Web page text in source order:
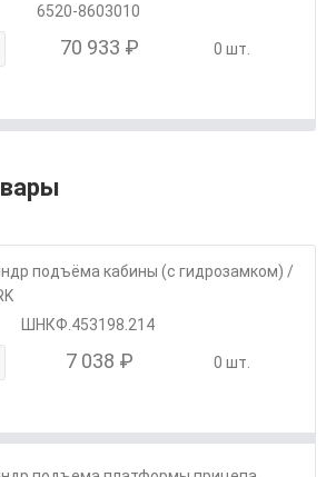
6520-8603010
70 933 ₽ 0 шт.
подъёма кабины (с гидрозамком) /
ШНКФ.453198.214
7 038 ₽ 0 шт.